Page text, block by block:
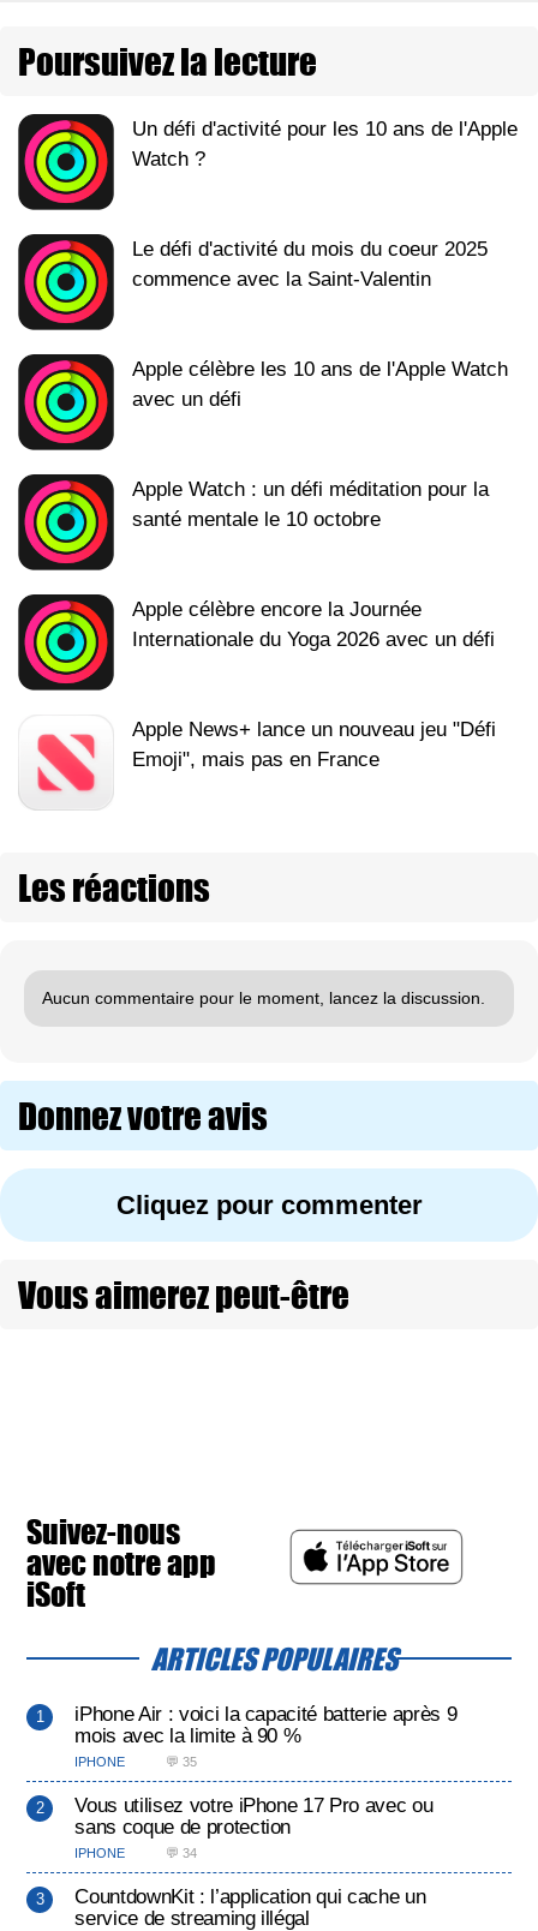
Poursuivez la lecture
Un défi d'activité pour les 10 ans de l'Apple
Watch ?
Le défi d'activité du mois du coeur 2025
commence avec la Saint-Valentin
Apple célèbre les 10 ans de l'Apple Watch
avec un défi
Apple Watch : un défi méditation pour la
santé mentale le 10 octobre
Apple célèbre encore la Journée
Internationale du Yoga 2026 avec un défi
Apple News+ lance un nouveau jeu "Défi
Emoji", mais pas en France
Les réactions
Aucun commentaire pour le moment, lancez la discussion.
Donnez votre avis
Cliquez pour commenter
Vous aimerez peut-être
Suivez-nous
avec notre app
iSoft
ARTICLES POPULAIRES
iPhone Air : voici la capacité batterie après 9
mois avec la limite à 90 %
IPHONE 💬 35
Vous utilisez votre iPhone 17 Pro avec ou
sans coque de protection
IPHONE 💬 34
CountdownKit : l’application qui cache un
service de streaming illégal